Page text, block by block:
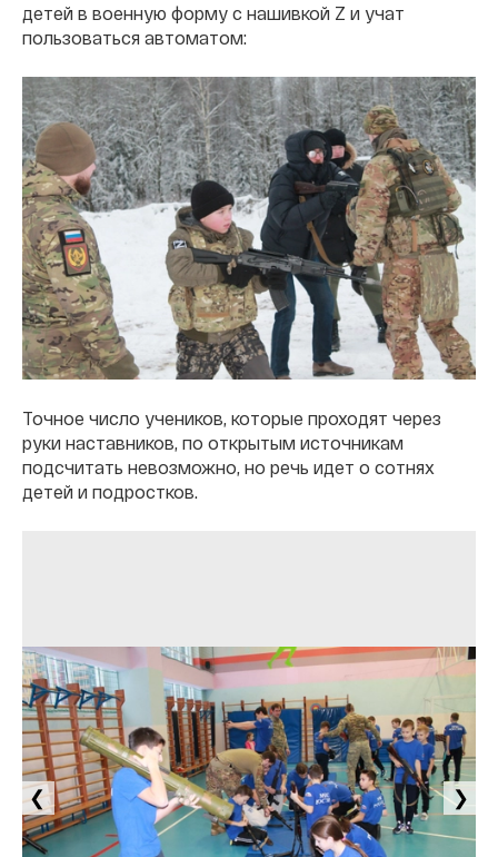
детей в военную форму с нашивкой Z и учат
пользоваться автоматом:
Точное число учеников, которые проходят через
руки наставников, по открытым источникам
подсчитать невозможно, но речь идет о сотнях
детей и подростков.
❮ ❯